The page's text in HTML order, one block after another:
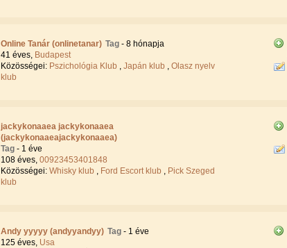
Online Tanár (onlinetanar) Tag - 8 hónapja
41 éves, Budapest
Közösségei: Pszichológia Klub , Japán klub , Olasz nyelv
klub
jackykonaaea jackykonaaea
(jackykonaaeajackykonaaea)
Tag - 1 éve
108 éves, 00923453401848
Közösségei: Whisky klub , Ford Escort klub , Pick Szeged
klub
Andy yyyyy (andyyandyy) Tag - 1 éve
125 éves, Usa